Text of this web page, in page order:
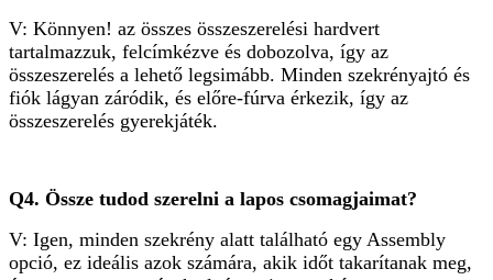
V: Könnyen! az összes összeszerelési hardvert
tartalmazzuk, felcímkézve és dobozolva, így az
összeszerelés a lehető legsimább. Minden szekrényajtó és
fiók lágyan záródik, és előre-fúrva érkezik, így az
összeszerelés gyerekjáték.
Q4. Össze tudod szerelni a lapos csomagjaimat?
V: Igen, minden szekrény alatt található egy Assembly
opció, ez ideális azok számára, akik időt takarítanak meg,